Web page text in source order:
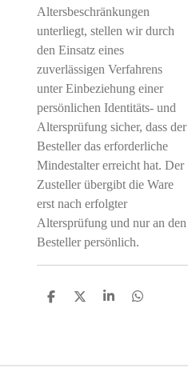
Altersbeschränkungen
unterliegt, stellen wir durch
den Einsatz eines
zuverlässigen Verfahrens
unter Einbeziehung einer
persönlichen Identitäts- und
Altersprüfung sicher, dass der
Besteller das erforderliche
Mindestalter erreicht hat. Der
Zusteller übergibt die Ware
erst nach erfolgter
Altersprüfung und nur an den
Besteller persönlich.
T
n
T
n
T
n
T
n